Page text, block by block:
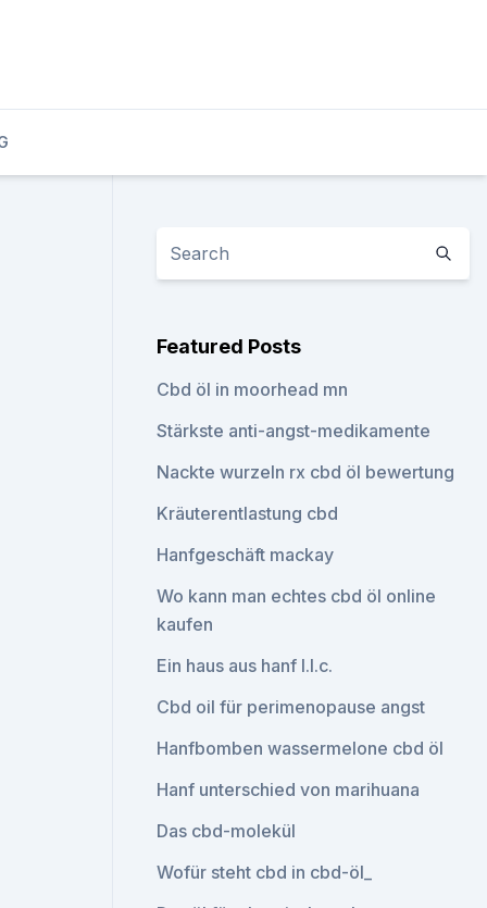
Featured Posts
Cbd öl in moorhead mn
Stärkste anti-angst-medikamente
Nackte wurzeln rx cbd öl bewertung
Kräuterentlastung cbd
Hanfgeschäft mackay
Wo kann man echtes cbd öl online
kaufen
Ein haus aus hanf l.l.c.
Cbd oil für perimenopause angst
Hanfbomben wassermelone cbd öl
Hanf unterschied von marihuana
Das cbd-molekül
Wofür steht cbd in cbd-öl_